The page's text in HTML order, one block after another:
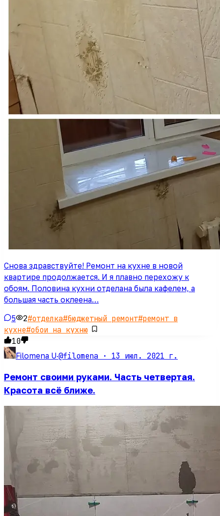
Снова здравствуйте! Ремонт на кухне в новой
квартире продолжается. И я плавно перехожу к
обоям. Половина кухни отделана была кафелем, а
большая часть оклеена…
5 2#отделка#бюджетный ремонт#ремонт в
кухне#обои на кухню
10
Filomena U·@filomena · 13 июл. 2021 г.
Ремонт своими руками. Часть четвертая.
Красота всё ближе.